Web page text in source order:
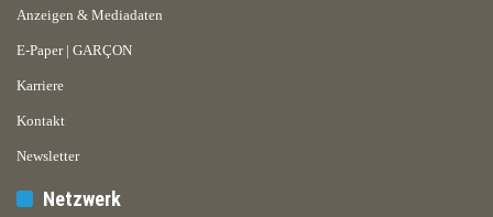
Anzeigen & Mediadaten
E-Paper | GARÇON
Karriere
Kontakt
Newsletter
Netzwerk